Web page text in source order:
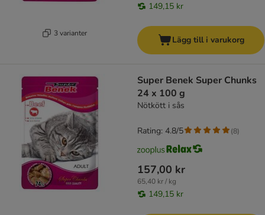
3 varianter
149,15 kr
Lägg till i varukorg
Super Benek Super Chunks
24 x 100 g
Nötkött i sås
157,00 kr
65,40 kr / kg
149,15 kr
Rating: 4.8/5 (8)